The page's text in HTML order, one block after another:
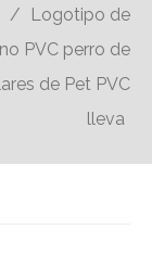
/
Logotipo de
PVC perro de
de Pet PVC
lleva